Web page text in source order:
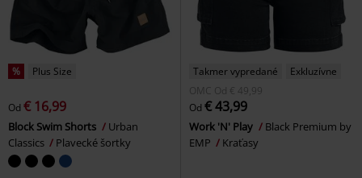
% Plus Size
Od € 16,99
Block Swim Shorts
Urban
Classics
Plavecké šortky
Takmer vypredané
Exkluzívne
OMC Od € 49,99
Od € 43,99
Work 'N' Play
Black Premium by
EMP
Kraťasy